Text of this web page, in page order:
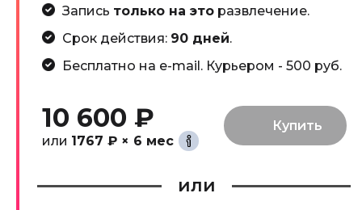
Запись только на эторазвлечение.
Срок действия: 90 дней.
Бесплатно на e-mail. Курьером - 500 руб.
10 600 ₽
или 1767 ₽ × 6 мес
или